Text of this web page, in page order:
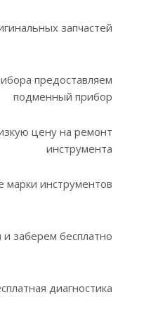
запчастей
предоставляем
подменный прибор
цену на ремонт
инструмента
марки инструментов
заберем бесплатно
диагностика